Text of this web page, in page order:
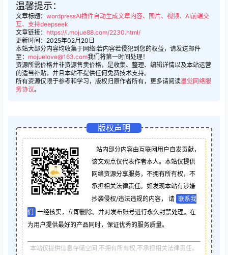
温馨提示：
文章标题： wordpressAI插件自动生成文章内容、图片、视频、AI前端交
互、支持deepseek
文章链接： https://i.mojue88.com/2230.html/
更新时间：2025年02月20日
本站大部分内容均收集于网络!若内容若侵犯到您的权益，请发送邮件
至： mojuelove@163.com我们将第一时间处理！
资源所需价格并非资源售卖价格，是收集、整理、编辑详情以及本站运营
的适当补贴，并且本站不提供任何免费技术支持。
所有资源仅限于参考和学习，版权归原作者所有，更多请阅读墨觉网络服
务协议。
版权声明
站内部分内容由互联网用户自发贡献，
该文观点仅代表作者本人。本站仅提供
网络资源分享服务，不拥有所有权，不
承担相关法律责任。如发现本站有涉嫌
抄袭侵权/违法违规的内容， 请 联系我
们 一经核实，立即删除。并对发布账号进行永久封禁处理。在
为用户提供最好的产品同时，保证优秀的服务质量。
本站仅提供信息存储空间,不拥有所有权,不承担相关法律责任。